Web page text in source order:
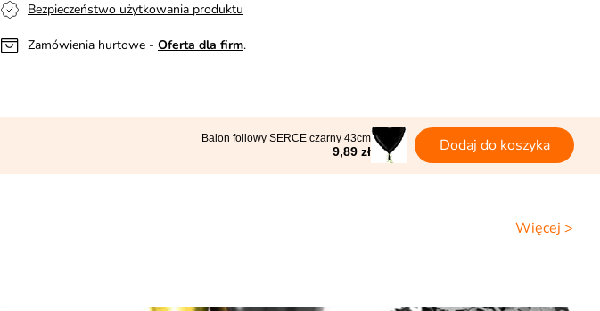
Bezpieczeństwo użytkowania produktu
Zamówienia hurtowe - Oferta dla firm.
Balon foliowy SERCE czarny 43cm
9,89 zł Dodaj do koszyka
Więcej >